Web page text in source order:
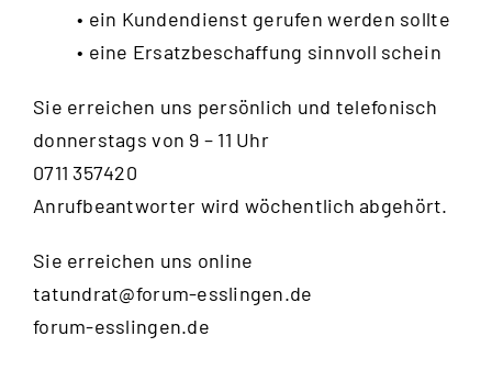
• ein Kundendienst gerufen werden sollte
• eine Ersatzbeschaffung sinnvoll schein
Sie erreichen uns persönlich und telefonisch
donnerstags von 9 – 11 Uhr
0711 357420
Anrufbeantworter wird wöchentlich abgehört.
Sie erreichen uns online
tatundrat@forum-esslingen.de
forum-esslingen.de